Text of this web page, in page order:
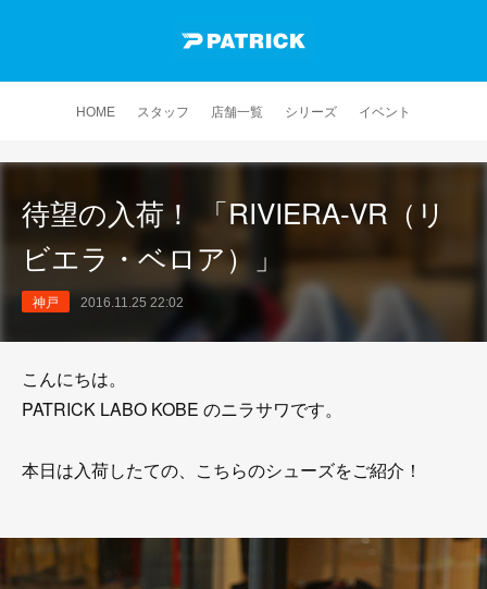
HOME スタッフ 店舗一覧 シリーズ イベント
待望の入荷！ 「RIVIERA-VR（リ
ビエラ・ベロア）」
神戸 2016.11.25 22:02
こんにちは。
PATRICK LABO KOBE のニラサワです。
本日は入荷したての、こちらのシューズをご紹介！